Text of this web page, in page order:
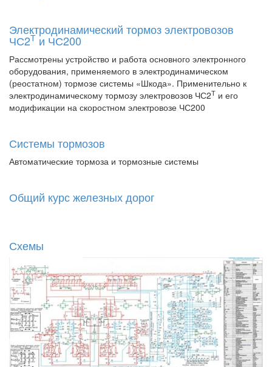
Электродинамический тормоз электровозов
ЧС2Т и ЧС200
Рассмотрены устройство и работа основного электронного
оборудования, применяемого в электродинамическом
(реостатном) тормозе системы «Шкода». Применительно к
электродинамическому тормозу электровозов ЧС2Т и его
модификации на скоростном электровозе ЧС200
Системы тормозов
Автоматические тормоза и тормозные системы
Общий курс железных дорог
Схемы